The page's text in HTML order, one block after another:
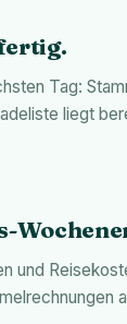
Tag:
liegt
und